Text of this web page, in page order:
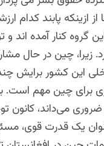
ازینکه پابند کدام
این گروه کنار آمده
زیرا، چین در حال
این کشور برایش
برای چین مهم است.
می‌داند، کانون
یک قدرت قوی،